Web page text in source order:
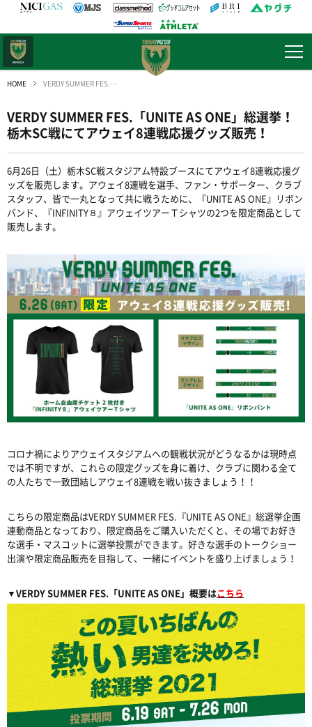
HOME VERDY SUMMER FES.「UNITE AS ONE」総選挙！ 栃木SC戦にてアウェイ8連戦応援グッズ販売！
VERDY SUMMER FES.「UNITE AS ONE」総選挙！
栃木SC戦にてアウェイ8連戦応援グッズ販売！
6月26日（土）栃木SC戦スタジアム特設ブースにてアウェイ8連戦応援グ
ッズを販売します。アウェイ8連戦を選手、ファン・サポーター、クラブ
スタッフ、皆で一丸となって共に戦うために、『UNITE AS ONE』リボン
バンド、『INFINITY８』アウェイツアーＴシャツの2つを限定商品として
販売します。
コロナ禍によりアウェイスタジアムへの観戦状況がどうなるかは現時点
では不明ですが、これらの限定グッズを身に着け、クラブに関わる全て
の人たちで一致団結しアウェイ8連戦を戦い抜きましょう！！
こちらの限定商品はVERDY SUMMER FES.『UNITE AS ONE』総選挙企画
連動商品となっており、限定商品をご購入いただくと、その場でお好き
な選手・マスコットに選挙投票ができます。好きな選手のトークショー
出演や限定商品販売を目指して、一緒にイベントを盛り上げましょう！
▼VERDY SUMMER FES.「UNITE AS ONE」概要はこちら